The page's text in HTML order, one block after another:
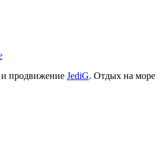
продвижение JediG. Отдых на море